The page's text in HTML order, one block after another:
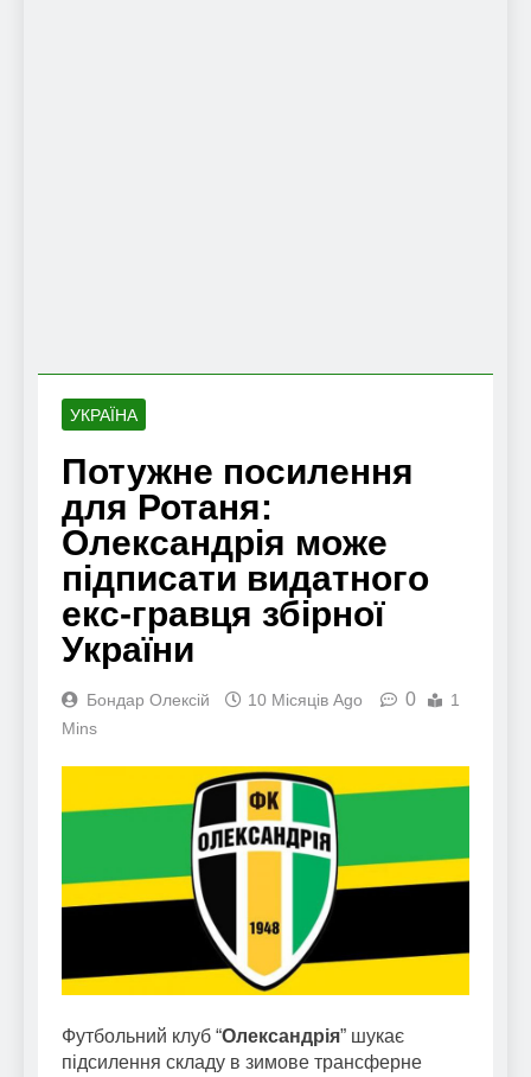
УКРАЇНА
Потужне посилення
для Ротаня:
Олександрія може
підписати видатного
екс-гравця збірної
України
Бондар Олексій 10 Місяців Ago 0
1
Mins
Футбольний клуб “Олександрія” шукає
підсилення складу в зимове трансферне